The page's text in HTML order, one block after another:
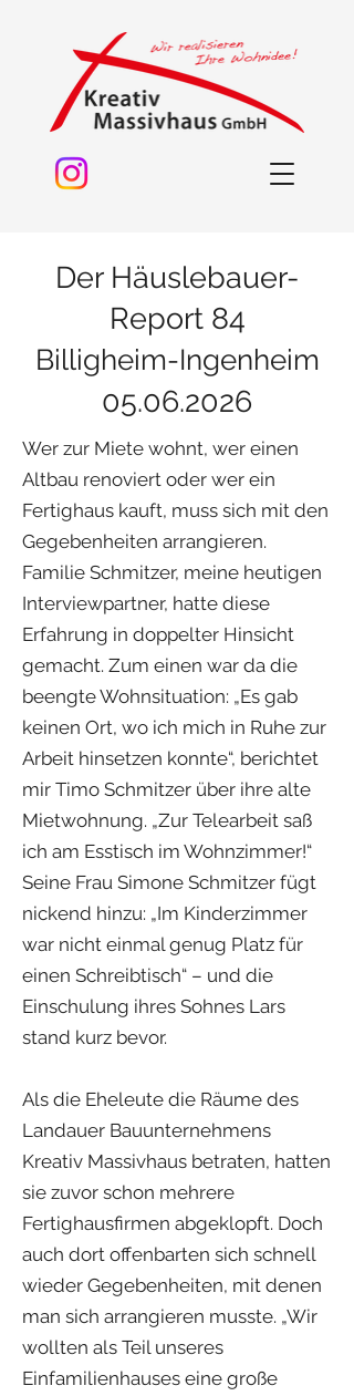
Der Häuslebauer-
Report 84
Billigheim-Ingenheim
05.06.2026
Wer zur Miete wohnt, wer einen
Altbau renoviert oder wer ein
Fertighaus kauft, muss sich mit den
Gegebenheiten arrangieren.
Familie Schmitzer, meine heutigen
Interviewpartner, hatte diese
Erfahrung in doppelter Hinsicht
gemacht. Zum einen war da die
beengte Wohnsituation: „Es gab
keinen Ort, wo ich mich in Ruhe zur
Arbeit hinsetzen konnte“, berichtet
mir Timo Schmitzer über ihre alte
Mietwohnung. „Zur Telearbeit saß
ich am Esstisch im Wohnzimmer!“
Seine Frau Simone Schmitzer fügt
nickend hinzu: „Im Kinderzimmer
war nicht einmal genug Platz für
einen Schreibtisch“ – und die
Einschulung ihres Sohnes Lars
stand kurz bevor.
Als die Eheleute die Räume des
Landauer Bauunternehmens
Kreativ Massivhaus betraten, hatten
sie zuvor schon mehrere
Fertighausfirmen abgeklopft. Doch
auch dort offenbarten sich schnell
wieder Gegebenheiten, mit denen
man sich arrangieren musste. „Wir
wollten als Teil unseres
Einfamilienhauses eine große